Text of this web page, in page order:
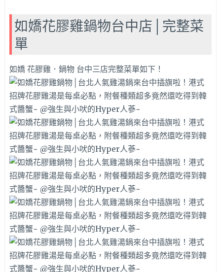
如嬌花膠雞鍋物台中店│完整菜
單
如嬌 花膠雞．鍋物 台中三店完整菜單如下！